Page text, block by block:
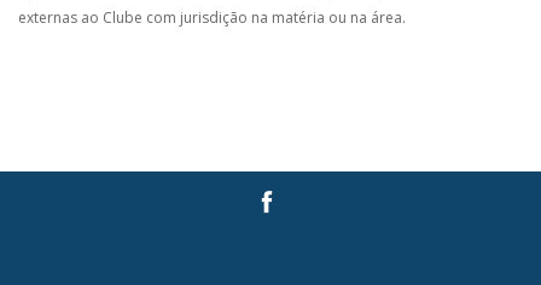
externas ao Clube com jurisdição na matéria ou na área.